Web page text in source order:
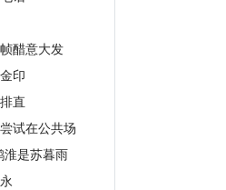
醋意大发
印
直
试在公共场
淮是苏暮雨